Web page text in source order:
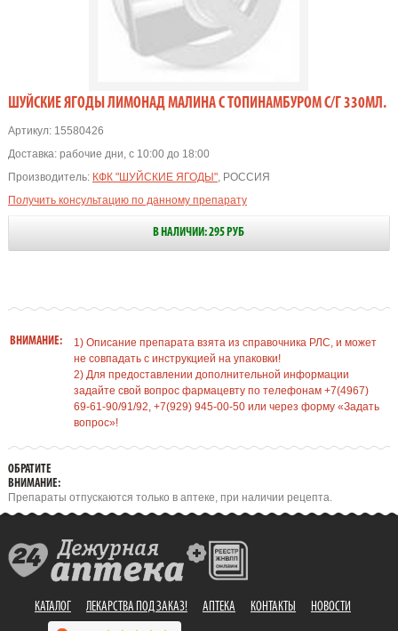
ШУЙСКИЕ ЯГОДЫ ЛИМОНАД МАЛИНА С ТОПИНАМБУРОМ С/Г 330МЛ.
Артикул:15580426
Доставка: рабочие дни, с 10:00 до 18:00
Производитель: КФК "ШУЙСКИЕ ЯГОДЫ", РОССИЯ
Получить консультацию по данному препарату
В НАЛИЧИИ: 295 РУБ
ВНИМАНИЕ:
1) Описание препарата взята из справочника РЛС, и может
не совпадать с инструкцией на упаковки!
2) Для предоставлении дополнительной информации
задайте свой вопрос фармацевту по телефонам +7(4967)
69-61-90/91/92, +7(929) 945-00-50 или через форму «Задать
вопрос»!
ОБРАТИТЕ
ВНИМАНИЕ:
Препараты отпускаются только в аптеке, при наличии рецепта.
КАТАЛОГ ЛЕКАРСТВА ПОД ЗАКАЗ! АПТЕКА КОНТАКТЫ НОВОСТИ